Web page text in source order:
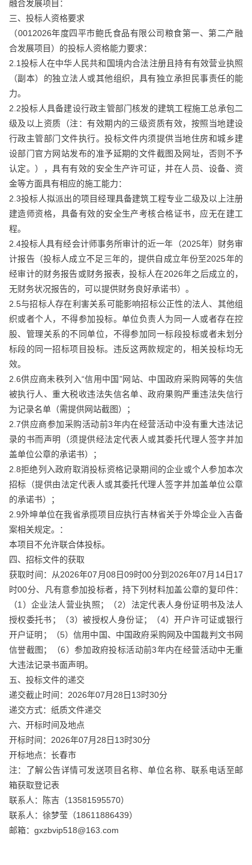
融合发展项目：
三、投标人资格要求
（0012026年度四平市鲍氏食品有限公司粮食第一、第二产融
合发展项目）的投标人资格能力要求：
2.1投标人在中华人民共和国境内合法注册且持有有效营业执照
（副本）的独立法人或其他组织，具有独立承担民事责任的能
力。
2.2投标人具备建设行政主管部门核发的建筑工程施工总承包二
级及以上资质（注：有效期内的三级资质有效，按照当地建设
行政主管部门文件执行。投标文件内须提供当地住房和城乡建
设部门官方网站发布的准予延期的文件截图及网址，否则不予
认定。），具有有效的安全生产许可证，并在人员、设备、资
金等方面具有相应的施工能力：
2.3投标人拟派出的项目经理具备建筑工程专业二级及以上注册
建造师资格，具备有效的安全生产考核合格证书，应无在建工
程。
2.4投标人具有经会计师事务所审计的近一年（2025年）财务审
计报告（投标人成立不足三年的，提供自成立年份至2025年的
经审计的财务报告或财务报表，投标人在2026年之后成立的，
无财务状况报告的，可以提供财务良好承诺书）。
2.5与招标人存在利害关系可能影响招标公正性的法人、其他组
织或者个人，不得参加投标。单位负责人为同一人或者存在控
股、管理关系的不同单位，不得参加同一标段投标或者未划分
标段的同一招标项目投标。违反这两款规定的，相关投标均无
效。
2.6供应商未秩列入“信用中国”网站、中国政府采购网等的失信
被执行人、重大税收违法失信名单、政府果购严重违法失信行
为记录名单（需提供网站截图）；
2.7供应商参加采购活动前3年内在经营活动中没有重大违法记
录的书而声明（须提供经法定代表人或其委托代理人签字并加
盖单位公章的承诺书）；
2.8拒绝列入政府取消投标资格记录期间的企业或个人参加本次
招标（提供由法定代表人或其委托代理人签字并加盖单位公章
的承诺书）；
2.9外坤单位在我省承揽项目应执行吉林省关于外埠企业入吉备
案相关规定。：
本项目不允许联合体投标。
四、招标文件的获取
获取时间：从2026年07月08日09时00分到2026年07月14日17
时00分、凡有意参加投标者，持下列材料加盖公章的复印件：
（1）企业法人营业执照；（2）法定代表人身份证明书及法人
授权委托书；（3）被授权人身份证；（4）开户许可证或银行
开户证明；（5）信用中国、中国政府采购网及中国裁判文书网
信誉截图；（6）参加政府投标活动前3年内在经营活动中无重
大违法记录书面声明。
五、投标文件的递交
递交截止时间：2026年07月28日13时30分
递交方式：纸质文件递交
六、开标时间及地点
开标时间：2026年07月28日13时30分
开标地点：长春市
注：了解公告详情可发送项目名称、单位名称、联系电话至邮
箱获取登记表
联系人：陈吉（13581595570）
联系人：徐梦莹（18611886439）
邮箱：gxzbvip518@163.com